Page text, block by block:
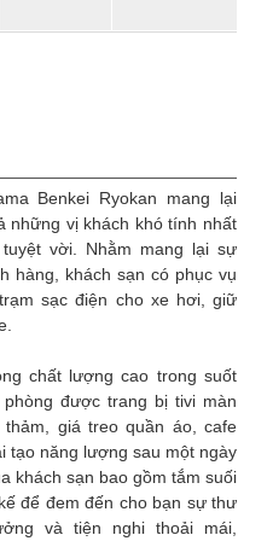
Benkei Ryokan mang lại
những vị khách khó tính nhất
vời. Nhằm mang lại sự
hàng, khách sạn có phục vụ
sạc điện cho xe hơi, giữ
chất lượng cao trong suốt
được trang bị tivi màn
giá treo quần áo, cafe
tạo năng lượng sau một ngày
khách sạn bao gồm tắm suối
để đem đến cho bạn sự thư
và tiện nghi thoải mái,